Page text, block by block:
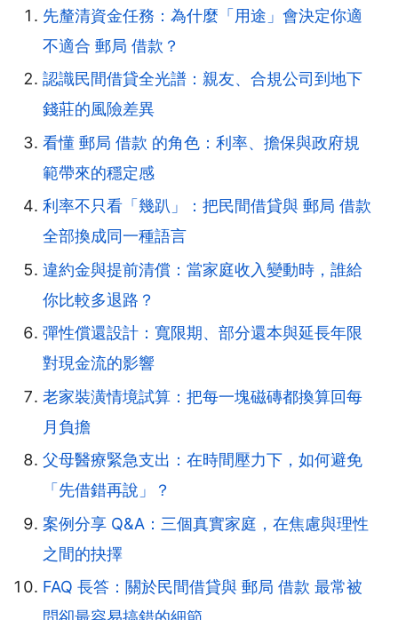
先釐清資金任務：為什麼「用途」會決定你適
不適合 郵局 借款？
認識民間借貸全光譜：親友、合規公司到地下
錢莊的風險差異
看懂 郵局 借款 的角色：利率、擔保與政府規
範帶來的穩定感
利率不只看「幾趴」：把民間借貸與 郵局 借款
全部換成同一種語言
違約金與提前清償：當家庭收入變動時，誰給
你比較多退路？
彈性償還設計：寬限期、部分還本與延長年限
對現金流的影響
老家裝潢情境試算：把每一塊磁磚都換算回每
月負擔
父母醫療緊急支出：在時間壓力下，如何避免
「先借錯再說」？
案例分享 Q&A：三個真實家庭，在焦慮與理性
之間的抉擇
FAQ 長答：關於民間借貸與 郵局 借款 最常被